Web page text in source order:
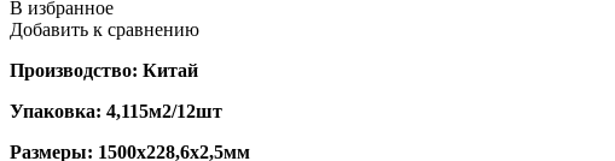
В избранное
Добавить к сравнению
Производство: Китай
Упаковка: 4,115м2/12шт
Размеры: 1500х228,6х2,5мм